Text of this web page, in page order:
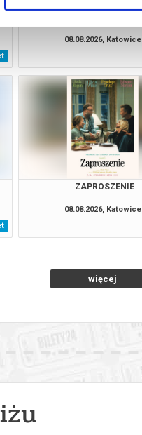
08.08.2026, Katowice
ZAPROSZENIE
08.08.2026, Katowice
więcej